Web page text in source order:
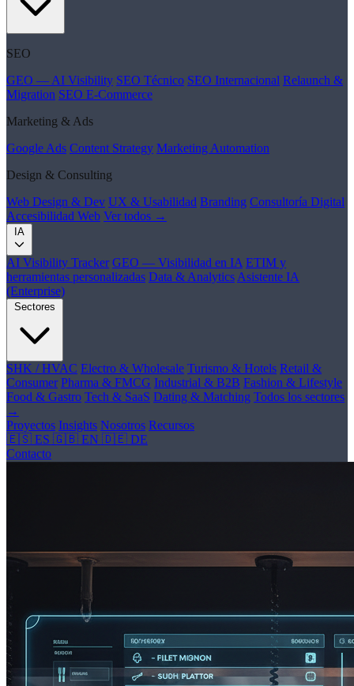
SEO
GEO — AI Visibility SEO Técnico SEO Internacional Relaunch &
Migration SEO E-Commerce
Marketing & Ads
Google Ads Content Strategy Marketing Automation
Design & Consulting
Web Design & Dev UX & Usabilidad Branding Consultoría Digital
Accesibilidad Web Ver todos →
IA
AI Visibility Tracker GEO — Visibilidad en IA ETIM y
herramientas personalizadas Data & Analytics Asistente IA
(Enterprise)
Sectores
SHK / HVAC Electro & Wholesale Turismo & Hotels Retail &
Consumer Pharma & FMCG Industrial & B2B Fashion & Lifestyle
Food & Gastro Tech & SaaS Dating & Matching Todos los sectores
→
Proyectos Insights Nosotros Recursos
🇪🇸 ES 🇬🇧 EN 🇩🇪 DE
Contacto